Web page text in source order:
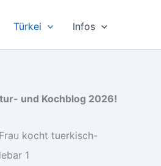
Türkei Infos
und Kochblog 2026!